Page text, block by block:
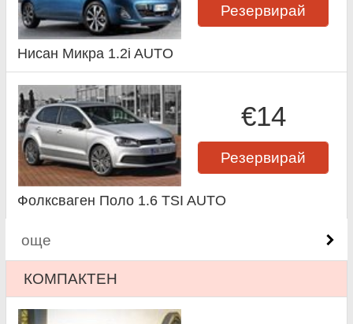
Резервирай
Нисан Микра 1.2i AUTO
€14
Резервирай
Фолксваген Поло 1.6 TSI AUTO
още
КОМПАКТЕН